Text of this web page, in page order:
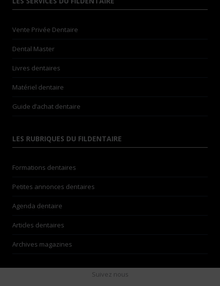
Vente Privée Dentaire
Dental Master
Livres dentaires
Matériel dentaire
Guide d’achat dentaire
LES RUBRIQUES DU FILDENTAIRE
Formations dentaires
Petites annonces dentaires
Agenda dentaire
Articles dentaires
Archives magazines
Suivez nous